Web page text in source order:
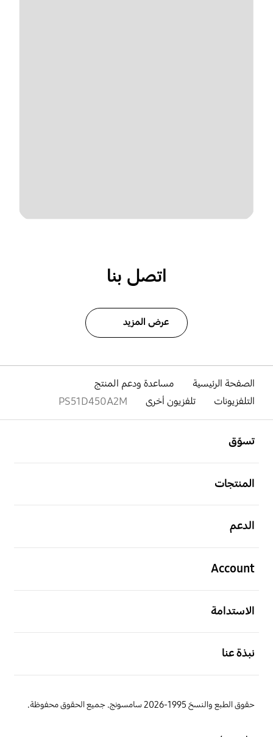
اتصل بنا
عرض المزيد
الصفحة الرئيسية
مساعدة ودعم المنتج
التلفزيونات
تلفزيون أخرى PS51D450A2M
تسوّق
المنتجات
الدعم
Account
الاستدامة
نبذة عنا
حقوق الطبع والنسخ 1995-2026 سامسونج. جميع الحقوق محفوظة.